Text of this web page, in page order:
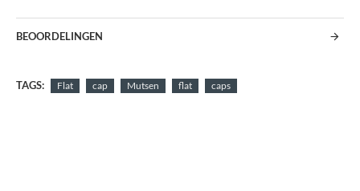
BEOORDELINGEN
TAGS: Flat cap Mutsen flat caps